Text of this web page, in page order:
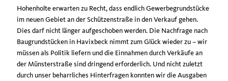
Hohenholte erwarten zu Recht, dass endlich Gewerbegrundstücke
im neuen Gebiet an der Schützenstraße in den Verkauf gehen.
Dies darf nicht länger aufgeschoben werden. Die Nachfrage nach
Baugrundstücken in Havixbeck nimmt zum Glück wieder zu – wir
müssen als Politik liefern und die Einnahmen durch Verkäufe an
der Münsterstraße sind dringend erforderlich. Und nicht zuletzt
durch unser beharrliches Hinterfragen konnten wir die Ausgaben